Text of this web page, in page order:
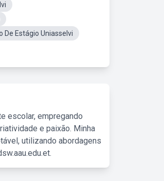
De Estágio Uniasselvi
escolar, empregando
e paixão. Minha
utilizando abordagens